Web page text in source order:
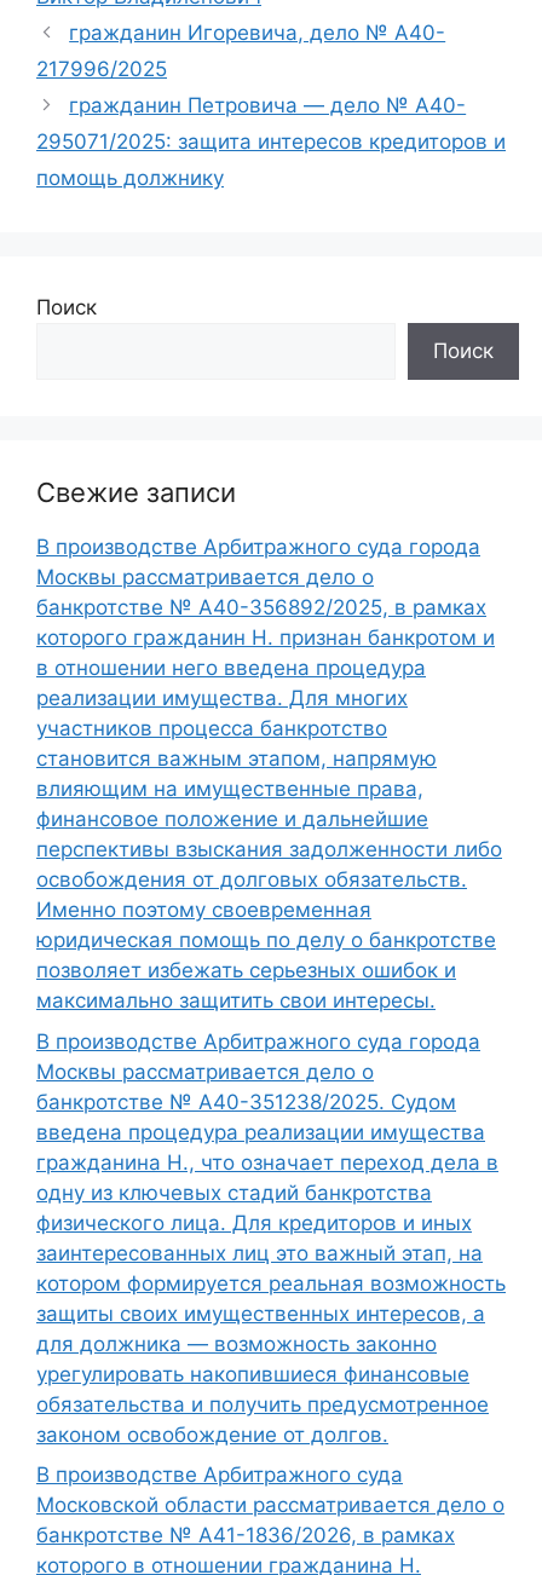
гражданин Игоревича, дело № А40-
217996/2025
гражданин Петровича — дело № А40-
295071/2025: защита интересов кредиторов и
помощь должнику
Поиск
Поиск
Свежие записи
В производстве Арбитражного суда города
Москвы рассматривается дело о
банкротстве № А40-356892/2025, в рамках
которого гражданин Н. признан банкротом и
в отношении него введена процедура
реализации имущества. Для многих
участников процесса банкротство
становится важным этапом, напрямую
влияющим на имущественные права,
финансовое положение и дальнейшие
перспективы взыскания задолженности либо
освобождения от долговых обязательств.
Именно поэтому своевременная
юридическая помощь по делу о банкротстве
позволяет избежать серьезных ошибок и
максимально защитить свои интересы.
В производстве Арбитражного суда города
Москвы рассматривается дело о
банкротстве № А40-351238/2025. Судом
введена процедура реализации имущества
гражданина Н., что означает переход дела в
одну из ключевых стадий банкротства
физического лица. Для кредиторов и иных
заинтересованных лиц это важный этап, на
котором формируется реальная возможность
защиты своих имущественных интересов, а
для должника — возможность законно
урегулировать накопившиеся финансовые
обязательства и получить предусмотренное
законом освобождение от долгов.
В производстве Арбитражного суда
Московской области рассматривается дело о
банкротстве № А41-1836/2026, в рамках
которого в отношении гражданина Н.